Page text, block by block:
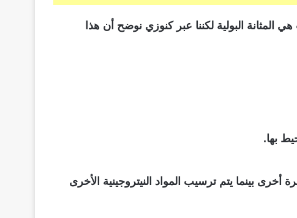
المثانة البولية لكننا عبر كنوزي نوضح أن هذا
بها.
أخرى بينما يتم ترسيب المواد النيتروجينية الأخرى